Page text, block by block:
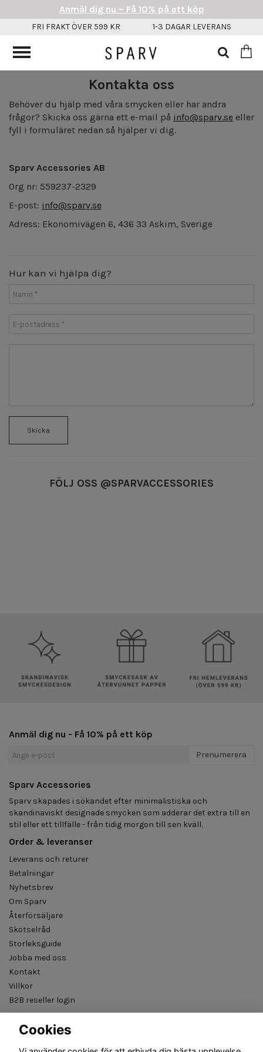
Kontakta oss
Behöver du hjälp med våra smycken eller har andra
frågor? Skicka oss gärna ett e-mail på info@sparv.se eller
fyll i formuläret nedan så hjälper vi dig.
Sparv Accessories AB
Org nr: 559237-2329
E-post: info@sparv.se
Adress: Ekonomivägen 6, 436 33 Askim, Sverige
Hur kan vi hjälpa dig?
Skicka
FÖLJ OSS @SPARVACCESSORIES
Anmäl dig nu - Få 10% på ett köp
Prenumerera
Sparv Accessories
Sparv skapades i sökandet efter minimalistiska och
skandinaviskt designade smycken som adderar det extra till en
stil eller ett tillfälle - från tidig morgon till sen kväll.
Order & leveranser
Leverans och returer
Betalningar
Nyhetsbrev
Om Sparv
Återförsäljare
Skötselråd
Storleksguide
Jobba med oss
Kontakt
Villkor
B2B reseller login
Cookies
Anmäl dig nu – Få 10% på ett köp
FRI FRAKT ÖVER 599 KR 1-3 DAGAR LEVERANS